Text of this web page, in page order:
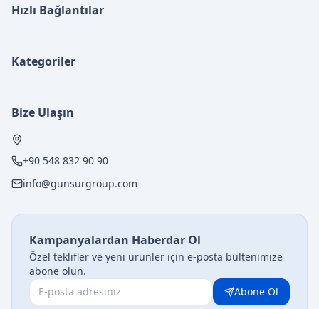
Hızlı Bağlantılar
Kategoriler
Bize Ulaşın
+90 548 832 90 90
info@gunsurgroup.com
Kampanyalardan Haberdar Ol
Özel teklifler ve yeni ürünler için e-posta bültenimize
abone olun.
Abone Ol